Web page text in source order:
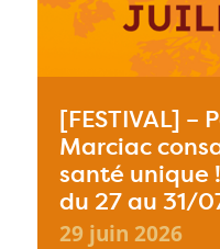
[FESTIVAL] –
Marciac
santé unique
du 27 au 31/
29 juin 2026